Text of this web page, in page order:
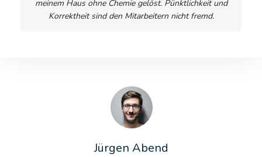
meinem Haus ohne Chemie gelöst. Pünktlichkeit und
Korrektheit sind den Mitarbeitern nicht fremd.
Jürgen Abend